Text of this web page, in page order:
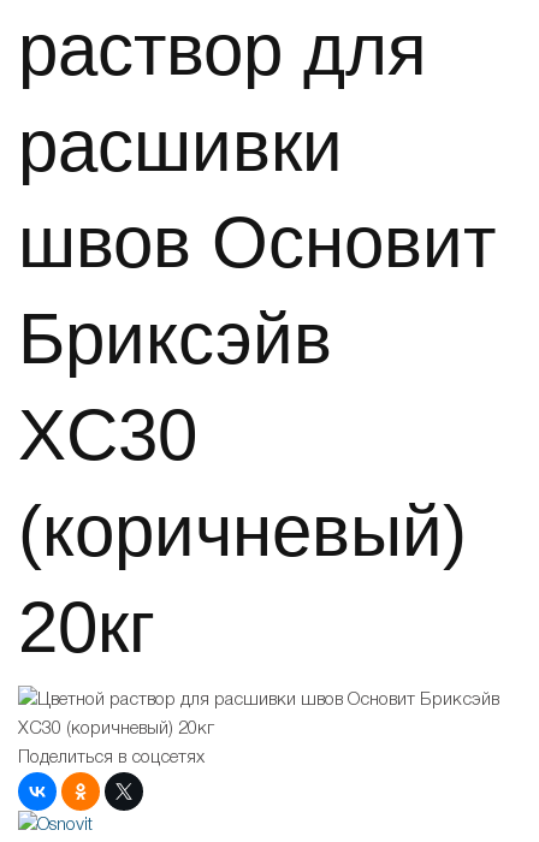
раствор для
расшивки
швов Основит
Бриксэйв
XC30
(коричневый)
20кг
Поделиться в соцсетях